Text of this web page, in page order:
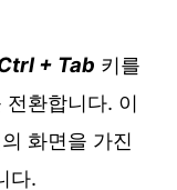
+ Tab 키를
환합니다. 이
화면을 가진
다.